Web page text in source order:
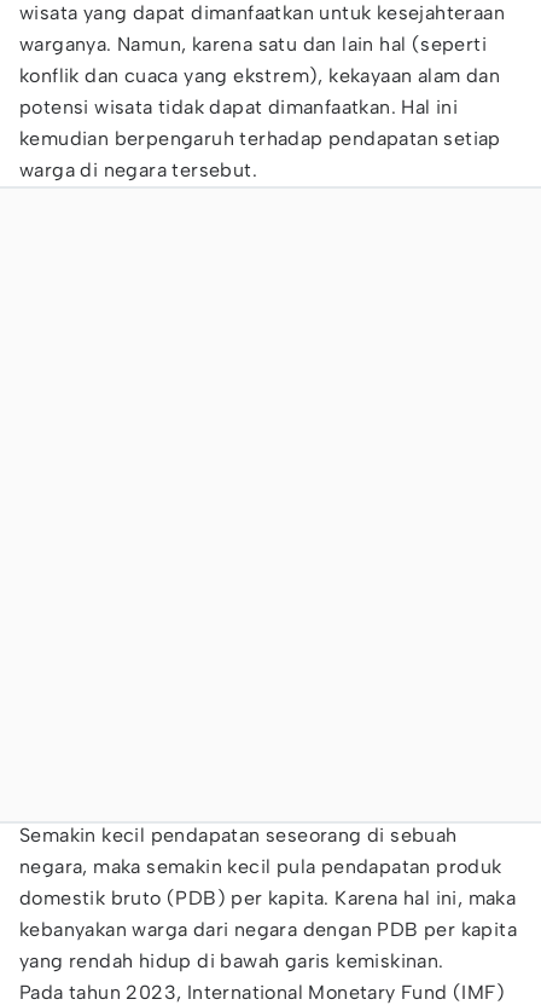
wisata yang dapat dimanfaatkan untuk kesejahteraan
warganya. Namun, karena satu dan lain hal (seperti
konflik dan cuaca yang ekstrem), kekayaan alam dan
potensi wisata tidak dapat dimanfaatkan. Hal ini
kemudian berpengaruh terhadap pendapatan setiap
warga di negara tersebut.
Semakin kecil pendapatan seseorang di sebuah
negara, maka semakin kecil pula pendapatan produk
domestik bruto (PDB) per kapita. Karena hal ini, maka
kebanyakan warga dari negara dengan PDB per kapita
yang rendah hidup di bawah garis kemiskinan.
Pada tahun 2023, International Monetary Fund (IMF)